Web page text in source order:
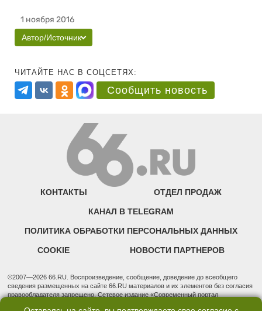
1 ноября 2016
Автор/Источник
ЧИТАЙТЕ НАС В СОЦСЕТЯХ:
Сообщить новость
КОНТАКТЫ ОТДЕЛ ПРОДАЖ
КАНАЛ В TELEGRAM
ПОЛИТИКА ОБРАБОТКИ ПЕРСОНАЛЬНЫХ ДАННЫХ
COOKIE НОВОСТИ ПАРТНЕРОВ
©2007—2026 66.RU. Воспроизведение, сообщение, доведение до всеобщего
сведения размещенных на сайте 66.RU материалов и их элементов без согласия
правообладателя запрещено. Сетевое издание «Современный портал